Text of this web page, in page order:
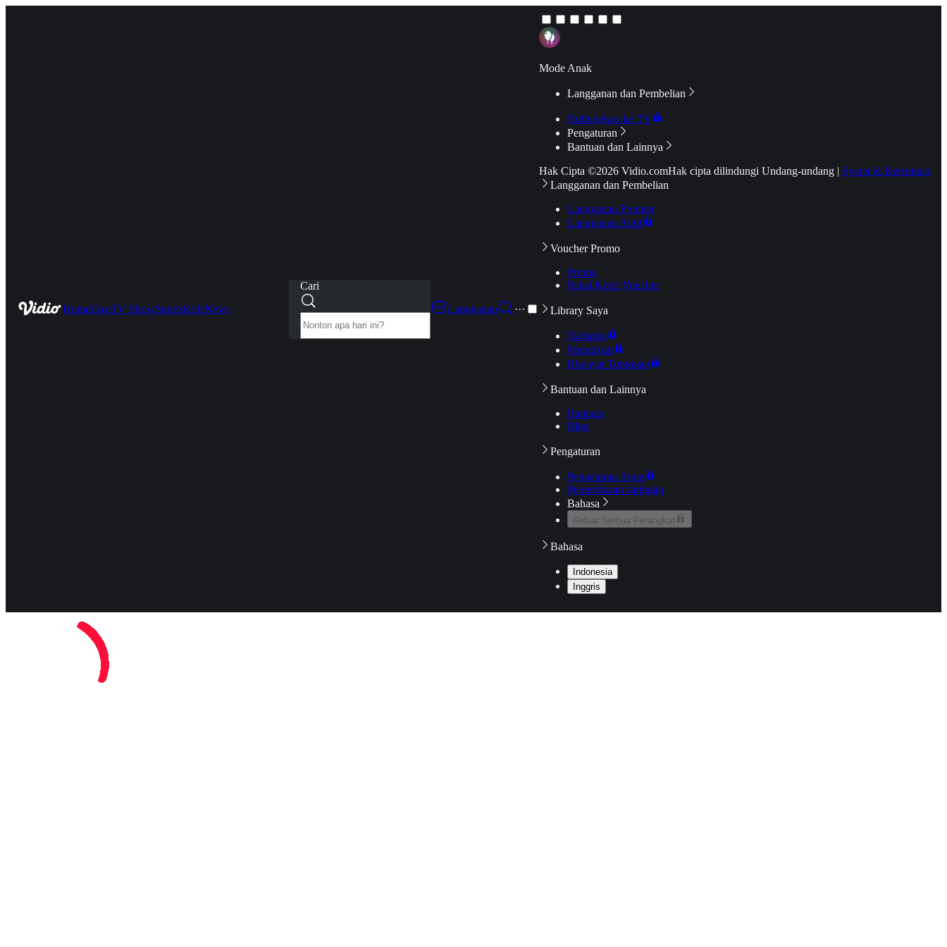
HomeLiveTV ShowSportsKidsNews
Cari
Langganan
···
Mode Anak
Langganan dan Pembelian
Hubungkan ke TV
Pengaturan
Bantuan dan Lainnya
Hak Cipta ©2026 Vidio.comHak cipta dilindungi Undang-undang | Syarat & Ketentuan
Langganan dan Pembelian
Langganan Premier
Langganan Aktif
Voucher Promo
Promo
Pakai Kode Voucher
Library Saya
Daftarku
Mengikuti
Riwayat Tontonan
Bantuan dan Lainnya
Bantuan
Blog
Pengaturan
Pengaturan Akun
Pemeriksaan Jaringan
Bahasa
Keluar Semua Perangkat
Bahasa
Indonesia
Inggris